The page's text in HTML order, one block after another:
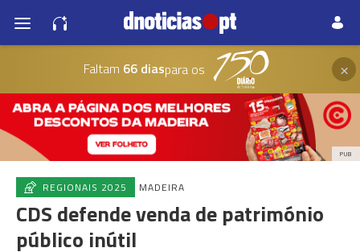
Faltam 66 diaspara os ×
PUB
REGIONAIS 2025 MADEIRA
CDS defende venda de património
público inútil